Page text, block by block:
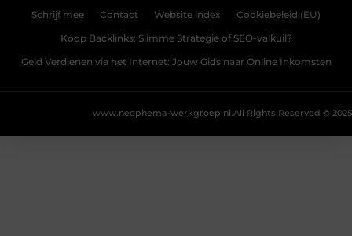
Schrijf mee Contact Website index Cookiebeleid (EU)
Koop Backlinks: Slimme Strategie of SEO-valkuil?
Geld Verdienen via het Internet: Jouw Gids naar Online Inkomsten
All Rights Reserved © 2025
www.neophema-werkgroep.nl.